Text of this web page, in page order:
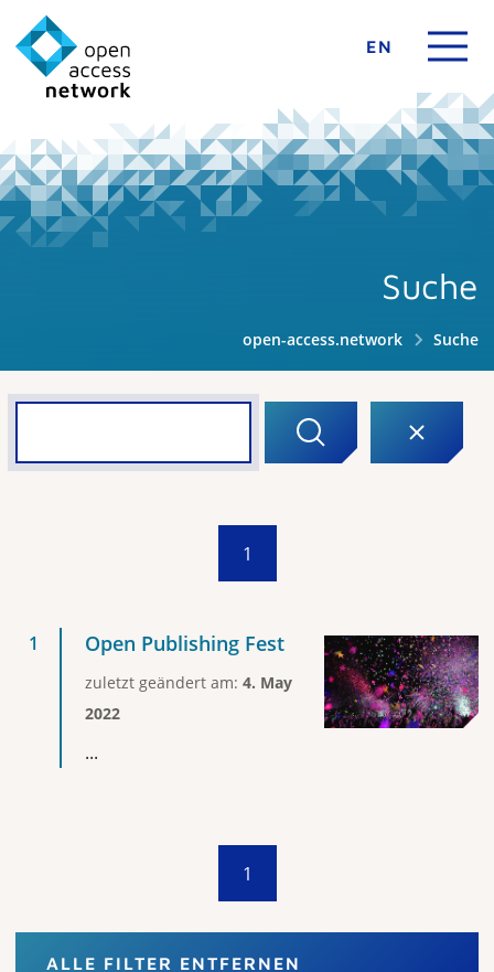
EN
Suche
open-access.network Suche
1
Open Publishing Fest
zuletzt geändert am: 4. May
2022
...
1
ALLE FILTER ENTFERNEN